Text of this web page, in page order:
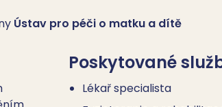
Ústav pro péči o matku a dítě
Poskytované
Lékař specialista